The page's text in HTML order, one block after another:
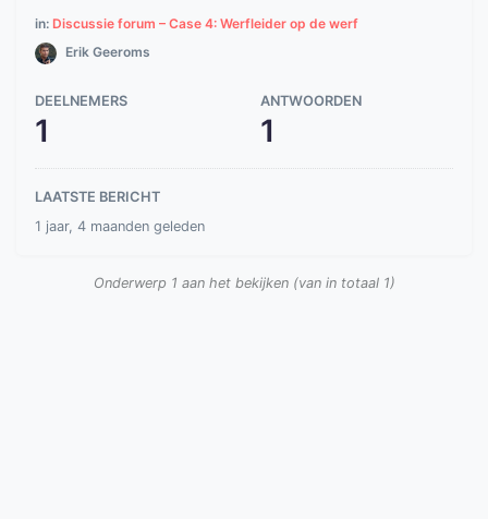
Onderwerp 1 aan het bekijken (van in totaal 1)
in: Discussie forum – Case 4: Werfleider op de werf
Erik Geeroms
DEELNEMERS
1
ANTWOORDEN
1
LAATSTE BERICHT
1 jaar, 4 maanden geleden